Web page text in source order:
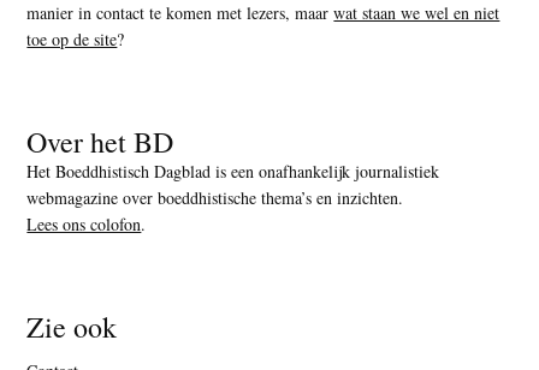
manier in contact te komen met lezers, maarwat staan we wel en niet
toe op de site?
Over het BD
Het Boeddhistisch Dagblad is een onafhankelijk journalistiek
webmagazine over boeddhistische thema’s en inzichten.
Lees ons colofon.
Zie ook